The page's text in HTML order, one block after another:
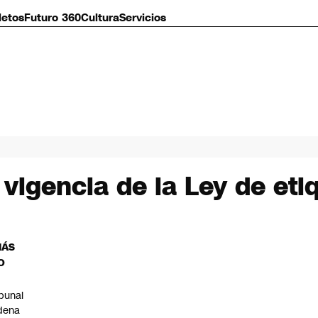
Futuro 360CulturaServicios
de la Ley de